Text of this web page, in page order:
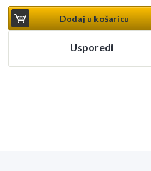
Dodaj u košaricu
Usporedi